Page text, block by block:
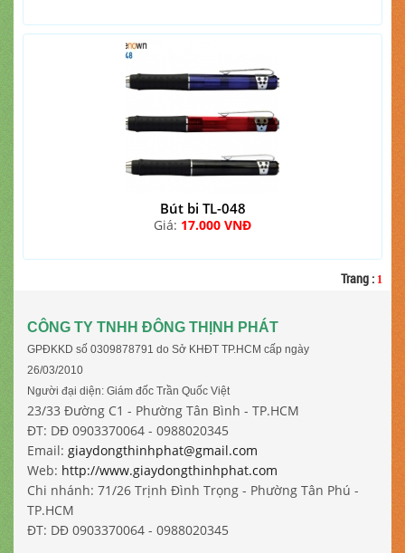
Bút bi TL-048
Giá: 17.000 VNĐ
Trang : 1
CÔNG TY TNHH ĐÔNG THỊNH PHÁT
GPĐKKD số 0309878791 do Sở KHĐT TP.HCM cấp ngày
26/03/2010
Người đại diện: Giám đốc Trần Quốc Việt
23/33 Đường C1 - Phường Tân Bình - TP.HCM
ĐT: DĐ 0903370064 - 0988020345
Email: giaydongthinhphat@gmail.com
Web: http://www.giaydongthinhphat.com
Chi nhánh: 71/26 Trịnh Đình Trọng - Phường Tân Phú -
TP.HCM
ĐT: DĐ 0903370064 - 0988020345